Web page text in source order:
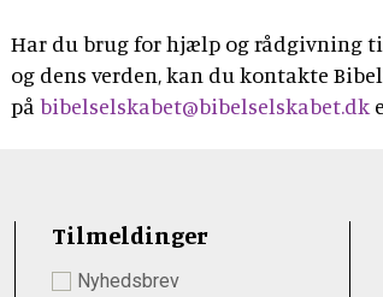
Har du brug for hjælp og rådgivning
og dens verden, kan du kontakte
på bibelselskabet@bibelselskabet.dk
Tilmeldinger
Nyhedsbrev